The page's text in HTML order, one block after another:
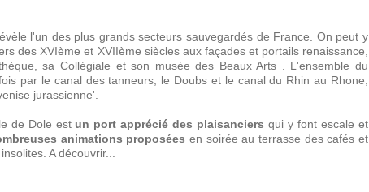
l'un des plus grands secteurs sauvegardés de France. On peut y
des XVIème et XVIIème siècles aux façades et portails renaissance,
sa Collégiale et son musée des Beaux Arts . L'ensemble du
par le canal des tanneurs, le Doubs et le canal du Rhin au Rhone,
jurassienne'.
de Dole est un port apprécié des plaisanciersqui y font escale et
animations proposéesen soirée au terrasse des cafés et
A découvrir...